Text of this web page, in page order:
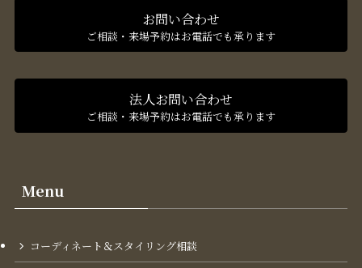
お問い合わせ
ご相談・来場予約はお電話でも承ります
法人お問い合わせ
ご相談・来場予約はお電話でも承ります
Menu
コーディネート＆スタイリング​相談